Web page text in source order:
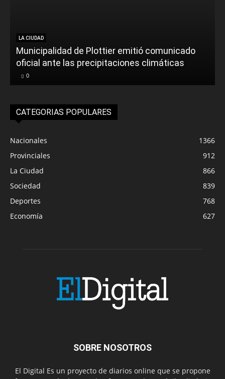
LA CIUDAD
Municipalidad de Plottier emitió comunicado
oficial ante las precipitaciones climáticas
0
CATEGORIAS POPULARES
Nacionales
1366
Provinciales
912
La Ciudad
866
Sociedad
839
Deportes
768
Economía
627
SOBRE NOSOTROS
El Digital Es un proyecto de diarios online que se propone